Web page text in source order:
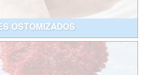
OSTOMIZADOS